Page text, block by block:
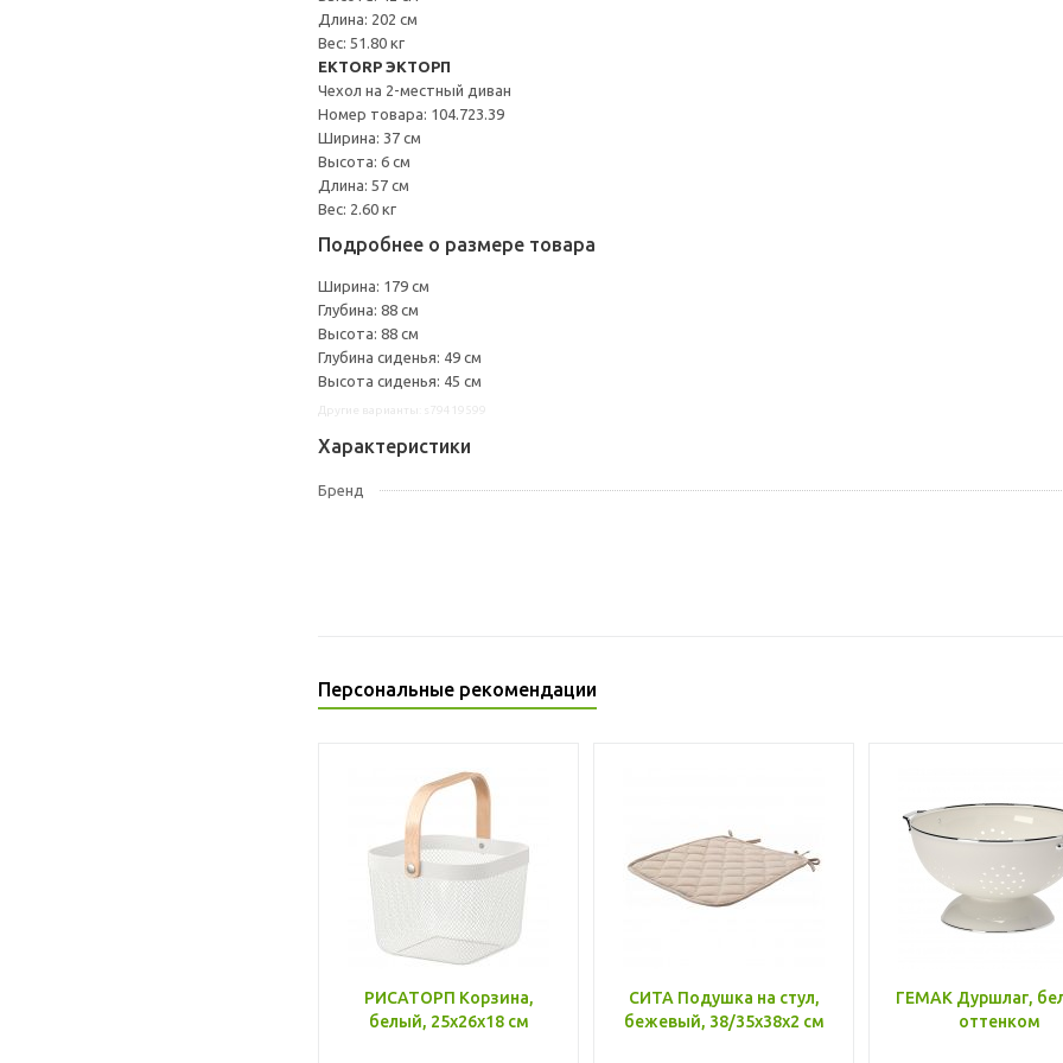
Длина: 202 см
Вес: 51.80 кг
EKTORP ЭКТОРП
Чехол на 2-местный диван
Номер товара: 104.723.39
Ширина: 37 см
Высота: 6 см
Длина: 57 см
Вес: 2.60 кг
Подробнее о размере товара
Ширина: 179 см
Глубина: 88 см
Высота: 88 см
Глубина сиденья: 49 см
Высота сиденья: 45 см
Характеристики
Бренд
Персональные рекомендации
РИСАТОРП Корзина,
белый, 25x26x18 см
СИТА Подушка на стул,
бежевый, 38/35x38x2 см
ГЕМАК Дуршлаг,
оттенком